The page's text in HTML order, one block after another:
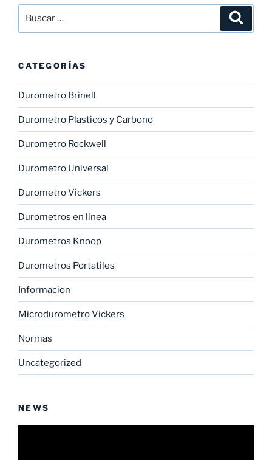
por:
CATEGORÍAS
Durometro Brinell
Durometro Plasticos y Carbono
Durometro Rockwell
Durometro Universal
Durometro Vickers
Durometros en linea
Durometros Knoop
Durometros Portatiles
Informacion
Microdurometro Vickers
Normas
Uncategorized
NEWS